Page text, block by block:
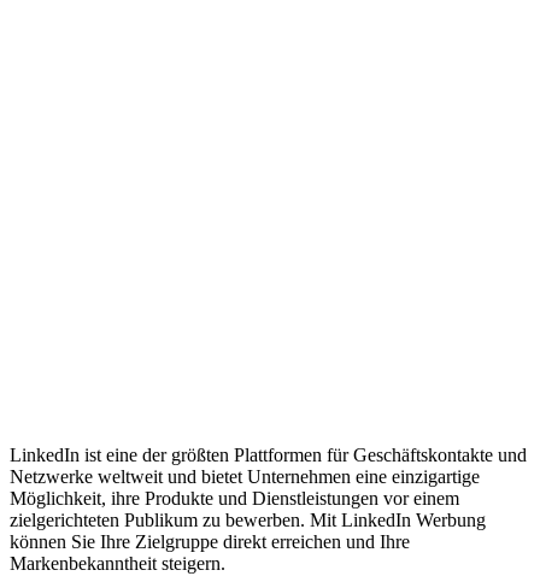
LinkedIn ist eine der größten Plattformen für Geschäftskontakte und
Netzwerke weltweit und bietet Unternehmen eine einzigartige
Möglichkeit, ihre Produkte und Dienstleistungen vor einem
zielgerichteten Publikum zu bewerben. Mit LinkedIn Werbung
können Sie Ihre Zielgruppe direkt erreichen und Ihre
Markenbekanntheit steigern.